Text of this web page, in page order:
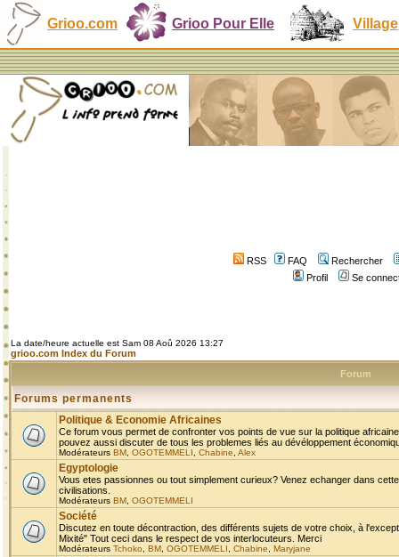
Grioo.com Grioo Pour Elle Village
RSS FAQ
Rechercher
Profil
Se
La date/heure actuelle est Sam 08 Aoû 2026 13:27
grioo.com Index du Forum
Forum
Forums permanents
Politique & Economie Africaines
Ce forum vous permet de confronter vos points de vue sur la politique
pouvez aussi discuter de tous les problemes liés au dévéloppement
Modérateurs BM OGOTEMMELI Chabine Alex
Egyptologie
Vous etes passionnes ou tout simplement curieux? Venez echanger dans
civilisations.
Modérateurs BM OGOTEMMELI
Société
Discutez en toute décontraction, des différents sujets de votre choix, à
Mixité" Tout ceci dans le respect de vos interlocuteurs. Merci
Modérateurs Tchoko BM OGOTEMMELI Chabine Maryjane